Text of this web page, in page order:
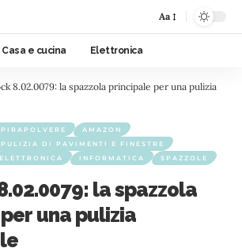
Aa
Casa e cucina Elettronica
8.02.0079: la spazzola principale per una pulizia
AMAZON
DI PAVIMENTI E FINESTRE
ELETTRONICA INFORMATICA SPAZZOLE
la spazzola
una pulizia